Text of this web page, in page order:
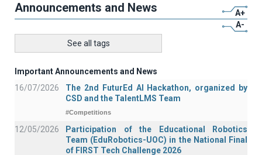
Announcements and News
A+
A-
See all tags
Important Announcements and News
16/07/2026
The 2nd FuturEd AI Hackathon, organized by
CSD and the TalentLMS Team
#Competitions
12/05/2026
Participation of the Educational Robotics
Team (EduRobotics-UOC) in the National Final
of FIRST Tech Challenge 2026